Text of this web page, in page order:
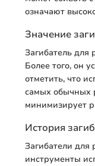
означают
Значение
Загибатель для
Более того, он
отметить, что
самых обычных
минимизирует
История
Загибатели
инструменты